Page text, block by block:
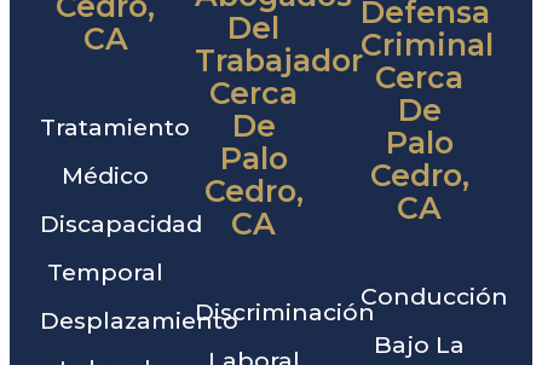
CA
Tratamiento
Médico
Discapacidad
Temporal
Desplazamiento
Del
Trabajador
Cerca
De
Palo
Cedro,
CA
Discriminación
Defensa
Criminal
Cerca
De
Palo
Cedro,
CA
Conducción
Bajo La